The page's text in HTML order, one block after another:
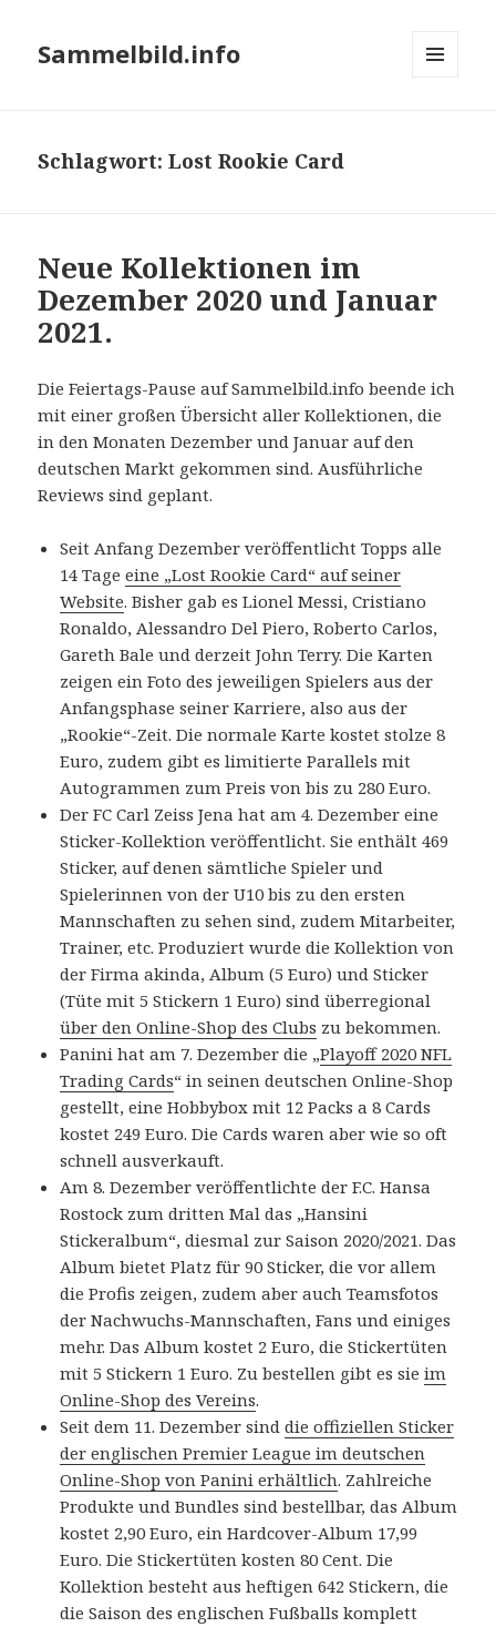
Sammelbild.info
Schlagwort:Lost Rookie Card
Neue Kollektionen im
Dezember 2020 und Januar
2021.
Die Feiertags-Pause auf Sammelbild.info beende ich
mit einer großen Übersicht aller Kollektionen, die
in den Monaten Dezember und Januar auf den
deutschen Markt gekommen sind. Ausführliche
Reviews sind geplant.
Seit Anfang Dezember veröffentlicht Topps alle
14 Tageeine „Lost Rookie Card“ auf seiner
Website. Bisher gab es Lionel Messi, Cristiano
Ronaldo, Alessandro Del Piero, Roberto Carlos,
Gareth Bale und derzeit John Terry. Die Karten
zeigen ein Foto des jeweiligen Spielers aus der
Anfangsphase seiner Karriere, also aus der
„Rookie“-Zeit. Die normale Karte kostet stolze 8
Euro, zudem gibt es limitierte Parallels mit
Autogrammen zum Preis von bis zu 280 Euro.
Der FC Carl Zeiss Jena hat am 4. Dezember eine
Sticker-Kollektion veröffentlicht. Sie enthält 469
Sticker, auf denen sämtliche Spieler und
Spielerinnen von der U10 bis zu den ersten
Mannschaften zu sehen sind, zudem Mitarbeiter,
Trainer, etc. Produziert wurde die Kollektion von
der Firma akinda, Album (5 Euro) und Sticker
(Tüte mit 5 Stickern 1 Euro) sind überregional
über den Online-Shop des Clubs zu bekommen.
Panini hat am 7. Dezember die „Playoff 2020 NFL
Trading Cards“ in seinen deutschen Online-Shop
gestellt, eine Hobbybox mit 12 Packs a 8 Cards
kostet 249 Euro. Die Cards waren aber wie so oft
schnell ausverkauft.
Am 8. Dezember veröffentlichte der F.C. Hansa
Rostock zum dritten Mal das „Hansini
Stickeralbum“, diesmal zur Saison 2020/2021. Das
Album bietet Platz für 90 Sticker, die vor allem
die Profis zeigen, zudem aber auch Teamsfotos
der Nachwuchs-Mannschaften, Fans und einiges
mehr. Das Album kostet 2 Euro, die Stickertüten
mit 5 Stickern 1 Euro. Zu bestellen gibt es sieim
Online-Shop des Vereins.
Seit dem 11. Dezember sinddie offiziellen Sticker
der englischen Premier League im deutschen
Online-Shop von Panini erhältlich. Zahlreiche
Produkte und Bundles sind bestellbar, das Album
kostet 2,90 Euro, ein Hardcover-Album 17,99
Euro. Die Stickertüten kosten 80 Cent. Die
Kollektion besteht aus heftigen 642 Stickern, die
die Saison des englischen Fußballs komplett